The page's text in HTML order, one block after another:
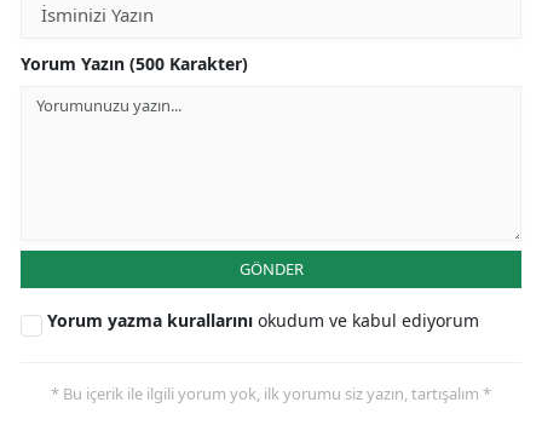
Yorum Yazın (500 Karakter)
GÖNDER
Yorum yazma kurallarını okudum ve kabul ediyorum
* Bu içerik ile ilgili yorum yok, ilk yorumu siz yazın, tartışalım *